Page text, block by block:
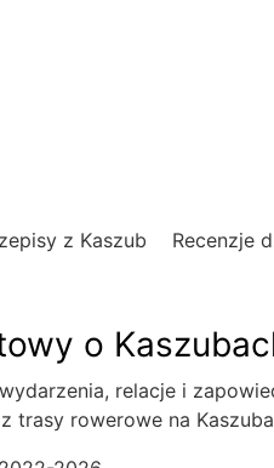
z Kaszub Recenzje
o
relacje i
trasy rowerowe na